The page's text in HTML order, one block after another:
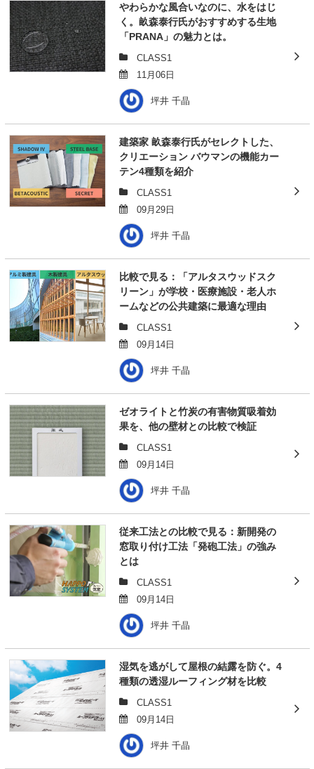
やわらかな風合いなのに、水をはじ
く。畝森泰行氏がおすすめする生地
「PRANA」の魅力とは。
CLASS1
11月06日
坪井 千晶
建築家 畝森泰行氏がセレクトした、
クリエーション バウマンの機能カー
テン4種類を紹介
CLASS1
09月29日
坪井 千晶
比較で見る：「アルタスウッドスク
リーン」が学校・医療施設・老人ホ
ームなどの公共建築に最適な理由
CLASS1
09月14日
坪井 千晶
ゼオライトと竹炭の有害物質吸着効
果を、他の壁材との比較で検証
CLASS1
09月14日
坪井 千晶
従来工法との比較で見る：新開発の
窓取り付け工法「発砲工法」の強み
とは
CLASS1
09月14日
坪井 千晶
湿気を逃がして屋根の結露を防ぐ。4
種類の透湿ルーフィング材を比較
CLASS1
09月14日
坪井 千晶